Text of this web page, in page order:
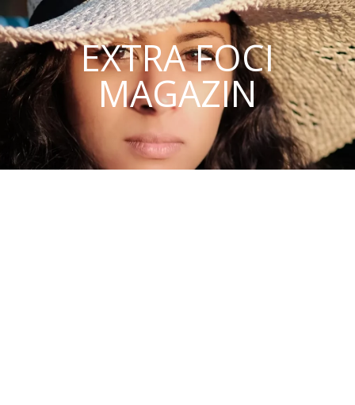
EXTRA FOCI
MAGAZIN